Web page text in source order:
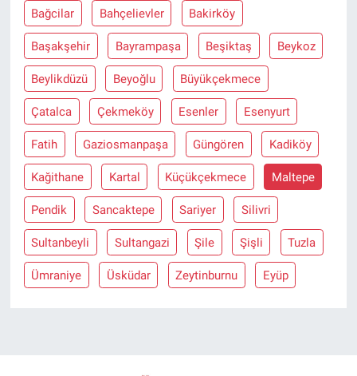
Bağcilar Bahçelievler Bakirköy
Başakşehir Bayrampaşa Beşiktaş Beykoz
Beylikdüzü Beyoğlu Büyükçekmece
Çatalca Çekmeköy Esenler Esenyurt
Fatih Gaziosmanpaşa Güngören Kadiköy
Kağithane Kartal Küçükçekmece Maltepe
Pendik Sancaktepe Sariyer Silivri
Sultanbeyli Sultangazi Şile Şişli Tuzla
Ümraniye Üsküdar Zeytinburnu Eyüp